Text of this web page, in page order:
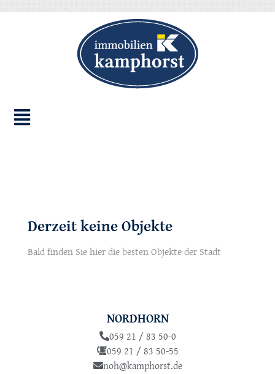
Derzeit keine Objekte
Bald finden Sie hier die besten Objekte der Stadt
NORDHORN
059 21 / 83 50-0
059 21 / 83 50-55
noh@kamphorst.de